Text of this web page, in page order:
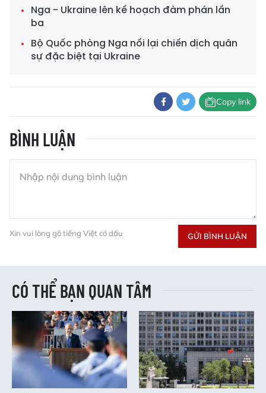
Nga - Ukraine lên kế hoạch đàm phán lần
ba
Bộ Quốc phòng Nga nối lại chiến dịch quân
sự đặc biệt tại Ukraine
Copy link
BÌNH LUẬN
Xin vui lòng gõ tiếng Việt có dấu GỬI BÌNH LUẬN
CÓ THỂ BẠN QUAN TÂM